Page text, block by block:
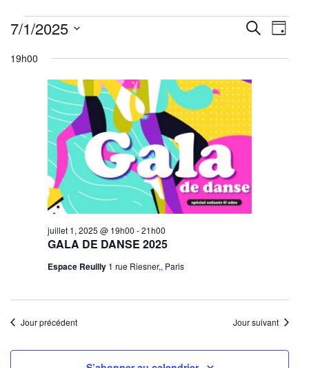
Évènements
for
juillet
2025
et
de
vues
Recherche
de
Jour
7/1/2025
une
19h00
GALA DE DANSE 2025
juillet 1, 2025 @ 19h00 -21h00
Espace Reuilly 1 rue Riesner,, Paris
Jour précédent Jour suivant